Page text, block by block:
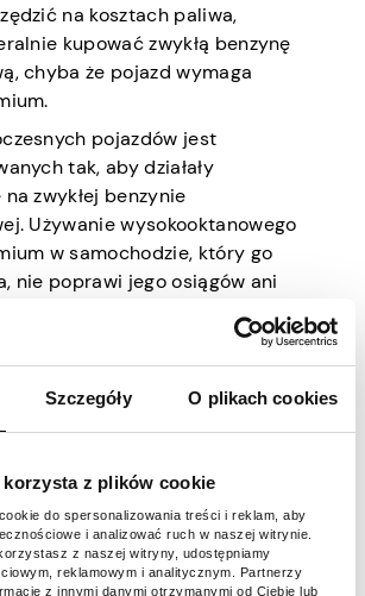
Szczegóły O plikach cookies
z plików cookie
do spersonalizowania treści i reklam, aby
i analizować ruch w naszej witrynie.
z naszej witryny, udostępniamy
reklamowym i analitycznym. Partnerzy
z innymi danymi otrzymanymi od Ciebie lub
na kosztach paliwa,
kupować zwykłą benzynę
chyba że pojazd wymaga
pojazdów jest
tak, aby działały
zwykłej benzynie
Używanie wysokooktanowego
w samochodzie, który go
nie poprawi jego osiągów ani
realnych korzyści. Jeśli więc w
Twojego samochodu jest
zwykły gaz jest w porządku, nie
zwykłego gazu
możesz zaoszczędzić
dystrybutorze bez
wydajności.